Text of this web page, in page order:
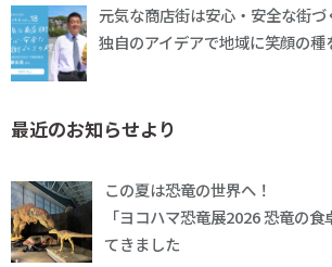
元気な商店街は安心・安全な街づ
独自のアイデアで地域に笑顔の種
最近のお知らせより
この夏は恐竜の世界へ！
「ヨコハマ恐竜展2026 恐竜の
てきました